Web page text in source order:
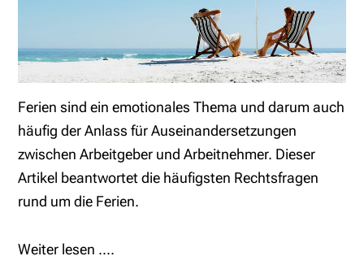
Ferien sind ein emotionales Thema und darum auch
häufig der Anlass für Auseinandersetzungen
zwischen Arbeitgeber und Arbeitnehmer. Dieser
Artikel beantwortet die häufigsten Rechtsfragen
rund um die Ferien.
Weiter lesen ....